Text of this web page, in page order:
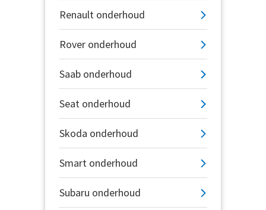
Renault onderhoud
Rover onderhoud
Saab onderhoud
Seat onderhoud
Skoda onderhoud
Smart onderhoud
Subaru onderhoud